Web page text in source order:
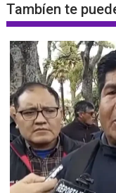
Tambíen te